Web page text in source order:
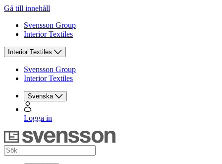
Gå till innehåll
Svensson Group
Interior Textiles
Interior Textiles
Svensson Group
Interior Textiles
Svenska
Logga in